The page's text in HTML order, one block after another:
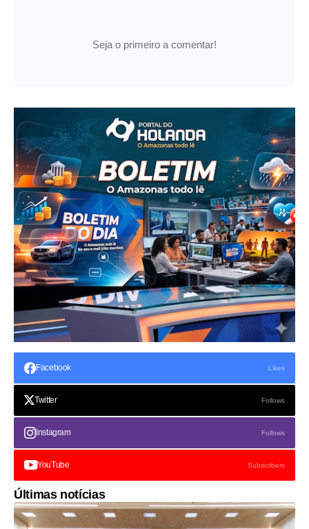
Seja o primeiro a comentar!
Facebook Likes
Twitter Follows
Instagram Follows
YouTube Subscribers
Últimas notícias